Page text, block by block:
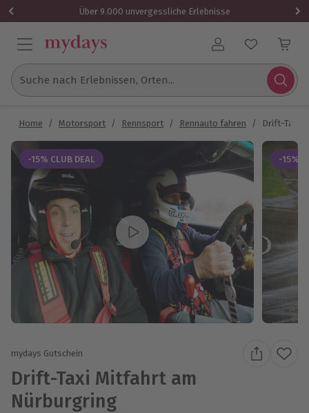
Über 9.000 unvergessliche Erlebnisse
Benutzerkonto
Suche nach Erlebnissen, Orten...
Home / Motorsport / Rennsport / Rennauto fahren / Drift-Taxi
-15% CLUB DEAL -15%
mydays Gutschein
Drift-Taxi Mitfahrt am
Nürburgring